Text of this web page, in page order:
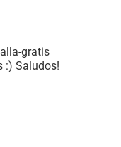
gratis
:) Saludos!